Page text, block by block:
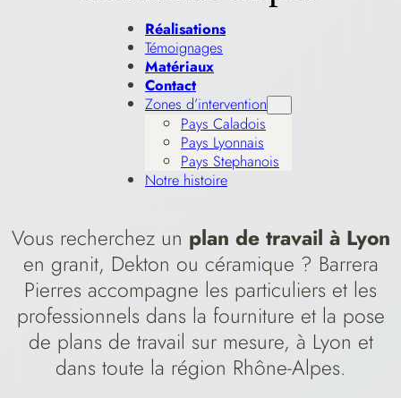
Réalisations
Témoignages
Matériaux
Contact
Zones d’intervention
Pays Caladois
Pays Lyonnais
Pays Stephanois
Notre histoire
Vous recherchez un plan de travail à Lyon
en granit, Dekton ou céramique ? Barrera
Pierres accompagne les particuliers et les
professionnels dans la fourniture et la pose
de plans de travail sur mesure, à Lyon et
dans toute la région Rhône-Alpes.